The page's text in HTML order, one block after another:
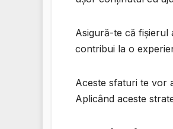
Asigură-te că fișierul
contribui la o
Aceste sfaturi te vor
Aplicând aceste